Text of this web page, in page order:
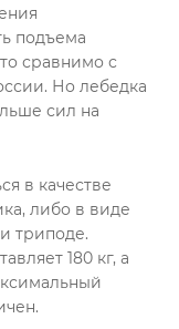
подъема
сравнимо с
Но лебедка
сил на
в качестве
либо в виде
триподе.
180 кг, а